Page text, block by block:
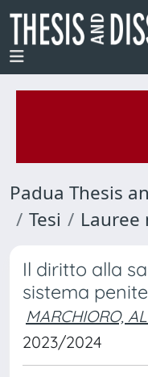
Padua Thesis
Tesi
Lauree
Il diritto alla
sistema
MARCHIORO,
2023/2024